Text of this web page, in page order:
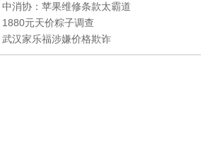
中消协：苹果维修条款太霸道
1880元天价粽子调查
武汉家乐福涉嫌价格欺诈